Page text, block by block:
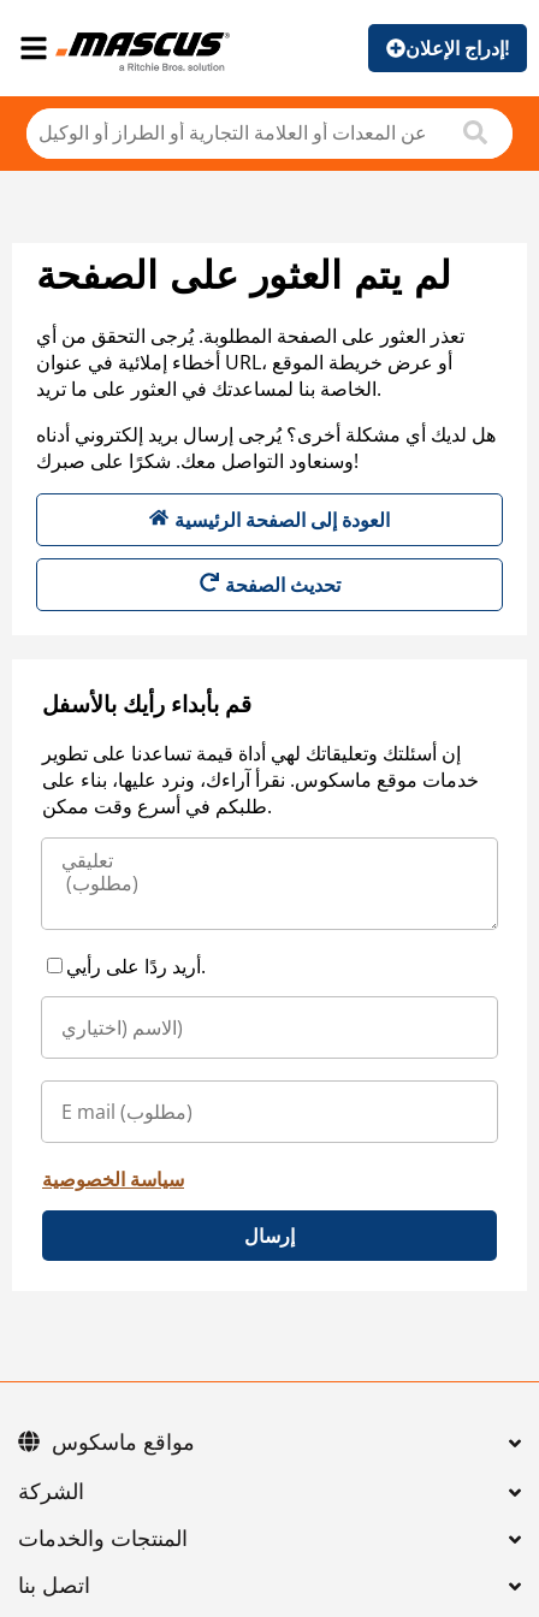
إدراج الإعلان!
لم يتم العثور على الصفحة
تعذر العثور على الصفحة المطلوبة. يُرجى التحقق من أي
أخطاء إملائية في عنوان URL، أو عرض خريطة الموقع
الخاصة بنا لمساعدتك في العثور على ما تريد.
هل لديك أي مشكلة أخرى؟ يُرجى إرسال بريد إلكتروني أدناه
وسنعاود التواصل معك. شكرًا على صبرك!
العودة إلى الصفحة الرئيسية
تحديث الصفحة
قم بأبداء رأيك بالأسفل
إن أسئلتك وتعليقاتك لهي أداة قيمة تساعدنا على تطوير
خدمات موقع ماسكوس. نقرأ آراءك، ونرد عليها، بناء على
طلبكم في أسرع وقت ممكن.
أريد ردًا على رأيي.
سياسة الخصوصية
إرسال
اتصل بنا
مواقع ماسكوس